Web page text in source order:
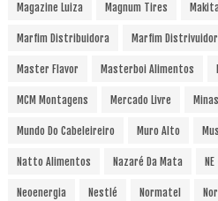
Magazine Luiza Magnum Tires
Marfim Distribuidora Marfim
Master Flavor Masterboi Alimentos
MCM Montagens Mercado Livre
Mundo Do Cabeleireiro Muro Alto
Natto Alimentos Nazaré Da Mata
Neoenergia Nestlé Normatel